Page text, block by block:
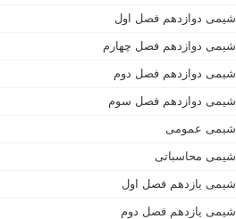
شیمی دوازدهم فصل اول
شیمی دوازدهم فصل چهارم
شیمی دوازدهم فصل دوم
شیمی دوازدهم فصل سوم
شیمی عمومی
شیمی محاسباتی
شیمی یازدهم فصل اول
شیمی یازدهم فصل دوم